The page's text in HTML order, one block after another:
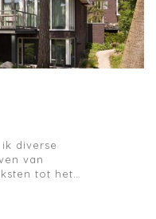
diverse
van
tot het…